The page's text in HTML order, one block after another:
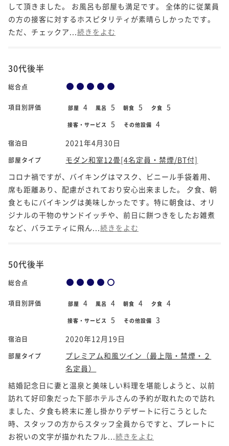
して頂きました。 お風呂も部屋も満足です。 全体的に従業員
の方の接客に対するホスピタリティが素晴らしかったです。
ただ、チェックア... 続きをよむ
30代後半
総合点
項目別評価 部屋 4 風呂 5 朝食 5 夕食 5
接客・サービス 5 その他設備 4
宿泊日 2021年4月30日
部屋タイプ
モダン和室12畳[4名定員・禁煙/BT付]
コロナ禍ですが、バイキングはマスク、ビニール手袋着用、
席も距離あり、配慮がされており安心出来ました。 夕食、朝
食ともにバイキングは美味しかったです。特に朝食は、オリ
ジナルの干物のサンドイッチや、前日に餅つきをしたお雑煮
など、バラエティに飛ん... 続きをよむ
50代後半
総合点
項目別評価 部屋 4 風呂 4 朝食 4 夕食 4
接客・サービス 5 その他設備 3
宿泊日 2020年12月19日
部屋タイプ
プレミアム和風ツイン（最上階・禁煙・２
名定員）
結婚記念日に妻と温泉と美味しい料理を堪能しようと、以前
訪れて好印象だった下部ホテルさんの予約が取れたので訪れ
ました、夕食も終末に差し掛かりデザートに行こうとした
時、スタッフの方からスタッフ全員からですと、プレートに
お祝いの文字が描かれたフル... 続きをよむ